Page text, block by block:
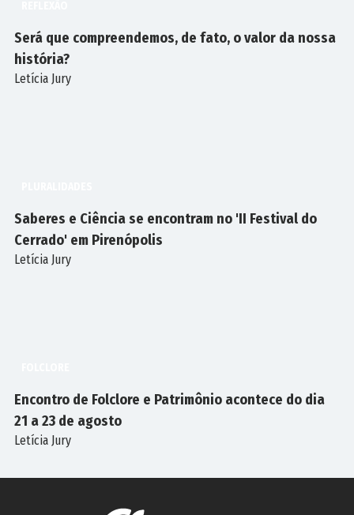
Será que compreendemos, de fato, o valor da nossa
história?
Letícia Jury
Saberes e Ciência se encontram no 'II Festival do
Cerrado' em Pirenópolis
Letícia Jury
Encontro de Folclore e Patrimônio acontece do dia
21 a 23 de agosto
Letícia Jury